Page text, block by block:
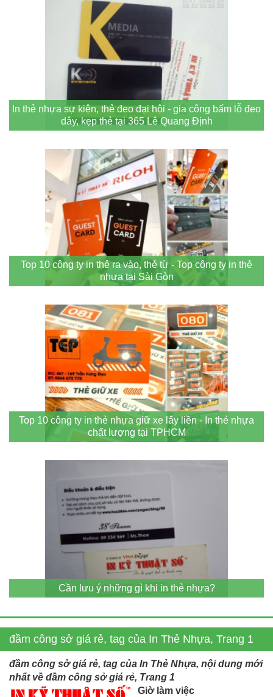
In thẻ nhựa sự kiện, thẻ đeo đại hội - gia công bấm lỗ đeo
dây, kẹp thẻ tại 365 Lê Quang Định
Top 10 công ty in thẻ ra vào, thẻ từ - Top công ty in thẻ
nhựa tại Sài Gòn
Top 10 công ty in thẻ nhựa giữ xe lấy liền - In thẻ nhựa
chất lượng tại TPHCM
Cần lưu ý những gì khi in thẻ nhựa?
đầm công sở giá rẻ, tag của In Thẻ Nhựa, Trang 1
đầm công sở giá rẻ, tag của In Thẻ Nhựa, nội dung mới
nhất về đầm công sở giá rẻ, Trang 1
Giờ làm việc